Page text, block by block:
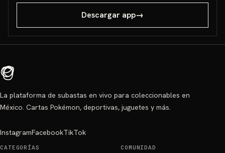
Descargar app→
La plataforma de subastas en vivo para coleccionables en
México. Cartas Pokémon, deportivas, juguetes y más.
InstagramFacebookTikTok
CATEGORÍAS COMUNIDAD